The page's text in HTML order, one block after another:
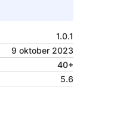
1.0.1
9 oktober 2023
40+
5.6